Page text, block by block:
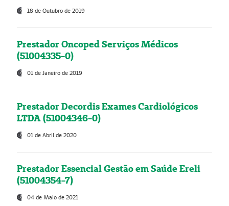
18 de Outubro de 2019
Prestador Oncoped Serviços Médicos
(51004335-0)
01 de Janeiro de 2019
Prestador Decordis Exames Cardiológicos
LTDA (51004346-0)
01 de Abril de 2020
Prestador Essencial Gestão em Saúde Ereli
(51004354-7)
04 de Maio de 2021